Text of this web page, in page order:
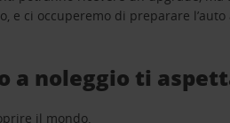
e ci occuperemo di preparare
a noleggio ti
il mondo.